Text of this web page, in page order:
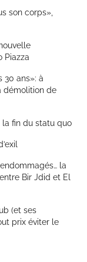
son corps»,
Piazza
30 ans»: à
démolition de
la fin du statu quo
la
Bir Jdid et El
(et ses
prix éviter le